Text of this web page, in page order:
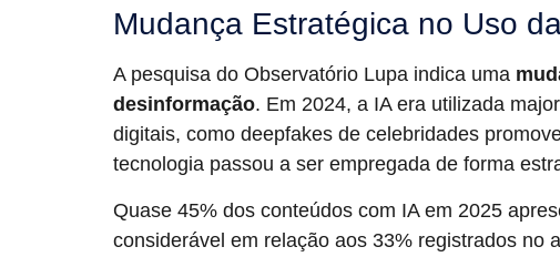
Mudança Estratégica no Uso
A pesquisa do Observatório Lupa indica uma
desinformação. Em 2024, a IA era utilizada
digitais, como deepfakes de celebridades
tecnologia passou a ser empregada de forma
Quase 45% dos conteúdos com IA em 2025
considerável em relação aos 33% registrados no